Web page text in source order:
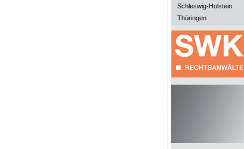
Schleswig-Holstein
Thüringen